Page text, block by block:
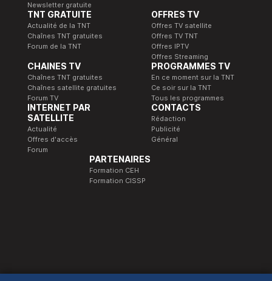
Newsletter gratuite
TNT GRATUITE
Actualité de la TNT
Chaînes TNT gratuites
Forum de la TNT
OFFRES TV
Offres TV satellite
Offres TV TNT
Offres IPTV
Offres Streaming
CHAINES TV
Chaînes TNT gratuites
Chaînes satellite gratuites
Forum TV
PROGRAMMES TV
En ce moment sur la TNT
Ce soir sur la TNT
Tous les programmes
INTERNET PAR
SATELLITE
Actualité
Offres d'accès
Forum
CONTACTS
Rédaction
Publicité
Général
PARTENAIRES
Formation CEH
Formation CISSP